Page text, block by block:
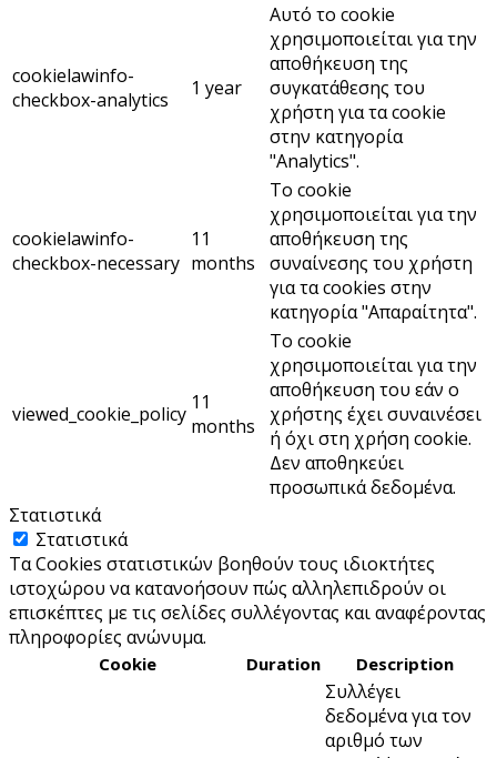
cookielawinfo-
checkbox-analytics
1 year
Αυτό το cookie
χρησιμοποιείται για την
αποθήκευση της
συγκατάθεσης του
χρήστη για τα cookie
στην κατηγορία
"Analytics".
cookielawinfo-
checkbox-necessary
11
months
Το cookie
χρησιμοποιείται για την
αποθήκευση της
συναίνεσης του χρήστη
για τα cookies στην
κατηγορία "Απαραίτητα".
viewed_cookie_policy 11
months
Το cookie
χρησιμοποιείται για την
αποθήκευση του εάν ο
χρήστης έχει συναινέσει
ή όχι στη χρήση cookie.
Δεν αποθηκεύει
προσωπικά δεδομένα.
Στατιστικά
Στατιστικά
Τα Cookies στατιστικών βοηθούν τους ιδιοκτήτες
ιστοχώρου να κατανοήσουν πώς αλληλεπιδρούν οι
επισκέπτες με τις σελίδες συλλέγοντας και αναφέροντας
πληροφορίες ανώνυμα.
Cookie Duration Description
Συλλέγει
δεδομένα για τον
αριθμό των